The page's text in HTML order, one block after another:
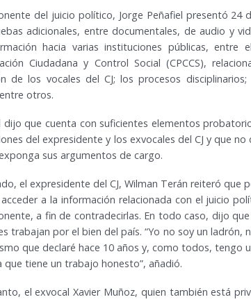
del juicio político, Jorge Peñafiel presentó 24
adicionales, entre documentales, de audio y
hacia varias instituciones públicas, entre
Ciudadana y Control Social (CPCCS),
de los vocales del CJ; los procesos
otros.
dijo que cuenta con suficientes elementos
del expresidente y los exvocales del CJ y que
sus argumentos de cargo.
el expresidente del CJ, Wilman Terán reiteró que
a la información relacionada con el juicio
a fin de contradecirlas. En todo caso, dijo
trabajan por el bien del país. “Yo no soy un
que declaré hace 10 años y, como todos, tengo
que tiene un trabajo honesto”, añadió.
el exvocal Xavier Muñoz, quien también está